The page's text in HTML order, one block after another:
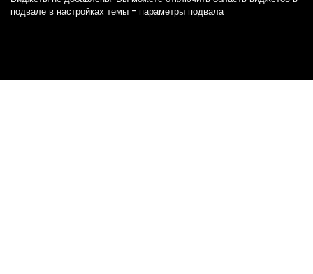
подвале в настройках темы - параметры подвала